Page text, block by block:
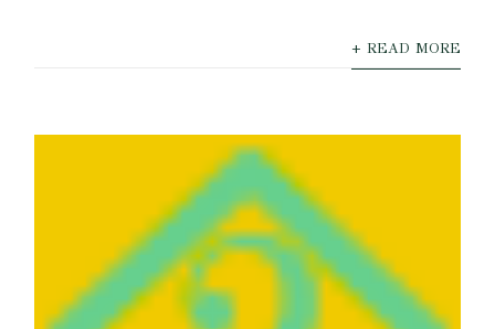
+ READ MORE